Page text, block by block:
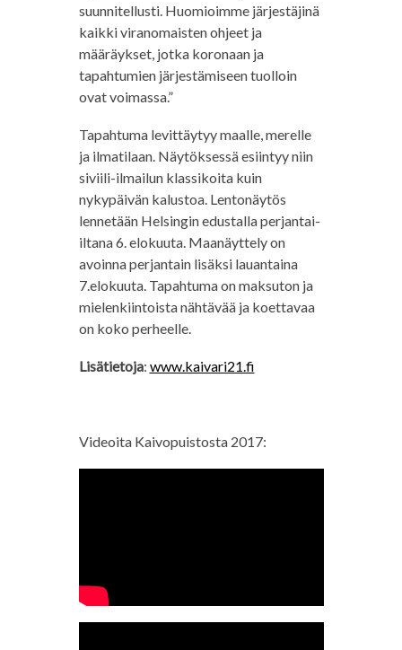
suunnitellusti. Huomioimme järjestäjinä
kaikki viranomaisten ohjeet ja
määräykset, jotka koronaan ja
tapahtumien järjestämiseen tuolloin
ovat voimassa.”
Tapahtuma levittäytyy maalle, merelle
ja ilmatilaan. Näytöksessä esiintyy niin
siviili-ilmailun klassikoita kuin
nykypäivän kalustoa. Lentonäytös
lennetään Helsingin edustalla perjantai-
iltana 6. elokuuta. Maanäyttely on
avoinna perjantain lisäksi lauantaina
7.elokuuta. Tapahtuma on maksuton ja
mielenkiintoista nähtävää ja koettavaa
on koko perheelle.
Lisätietoja: www.kaivari21.fi
Videoita Kaivopuistosta 2017: